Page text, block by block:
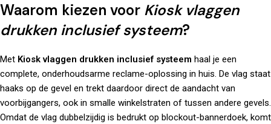
Waarom kiezen voor Kiosk vlaggen
drukken inclusief systeem?
Met Kiosk vlaggen drukken inclusief systeem haal je een
complete, onderhoudsarme reclame-oplossing in huis. De vlag staat
haaks op de gevel en trekt daardoor direct de aandacht van
voorbijgangers, ook in smalle winkelstraten of tussen andere gevels.
Omdat de vlag dubbelzijdig is bedrukt op blockout-bannerdoek, komt